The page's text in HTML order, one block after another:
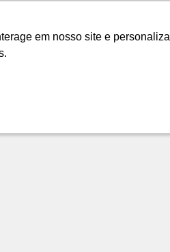
em nosso site e
em nosso site e
PRESENTES LANÇAMENTOS